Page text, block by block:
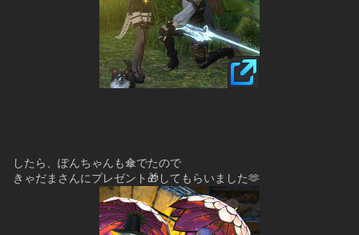
したら、ぽんちゃんも傘でたので
きゃだまさんにプレゼント🎁してもらいました🫶